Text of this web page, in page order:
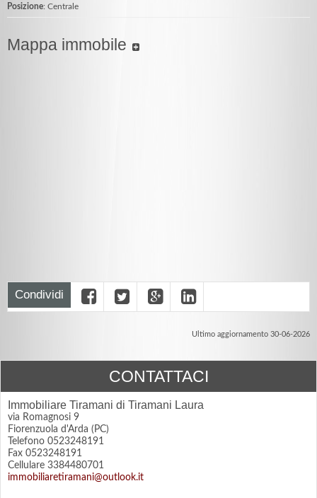
Posizione: Centrale
Mappa immobile
Condividi
Ultimo aggiornamento 30-06-2026
CONTATTACI
Immobiliare Tiramani di Tiramani Laura
via Romagnosi 9
Fiorenzuola d'Arda (PC)
Telefono 0523248191
Fax 0523248191
Cellulare 3384480701
immobiliaretiramani@outlook.it